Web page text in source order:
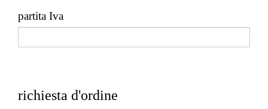
partita Iva
richiesta d'ordine